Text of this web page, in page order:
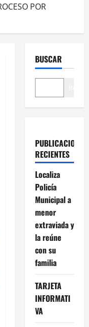
POR
BUSCAR
PUBLICACIONES
RECIENTES
Localiza
Policía
Municipal a
menor
extraviada y
la reúne
con su
familia
TARJETA
INFORMATI
VA